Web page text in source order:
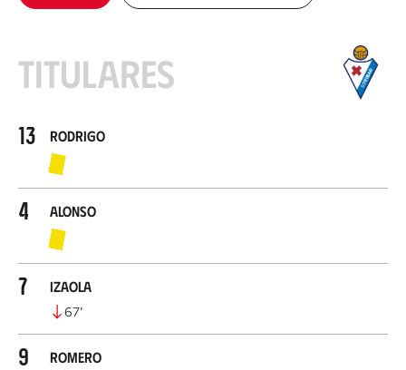
Titulares
13 Rodrigo
4 Alonso
7 Izaola
67’
9 Romero